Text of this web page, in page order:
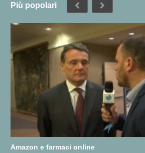
Più popolari
Amazon e farmaci online